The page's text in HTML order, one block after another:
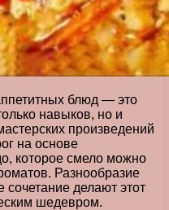
блюд — это
навыков, но и
произведений
на основе
которое смело можно
Разнообразие
сочетание делают этот
шедевром.